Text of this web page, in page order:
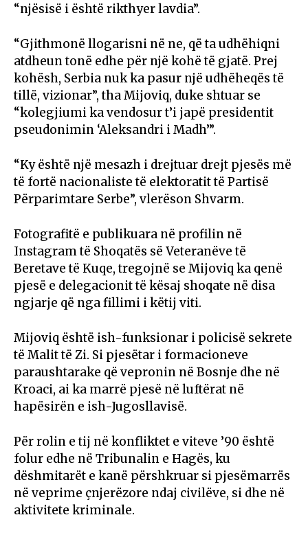
“njësisë i është rikthyer lavdia”.
“Gjithmonë llogarisni në ne, që ta udhëhiqni
atdheun tonë edhe për një kohë të gjatë. Prej
kohësh, Serbia nuk ka pasur një udhëheqës të
tillë, vizionar”, tha Mijoviq, duke shtuar se
“kolegjiumi ka vendosur t’i japë presidentit
pseudonimin ‘Aleksandri i Madh’”.
“Ky është një mesazh i drejtuar drejt pjesës më
të fortë nacionaliste të elektoratit të Partisë
Përparimtare Serbe”, vlerëson Shvarm.
Fotografitë e publikuara në profilin në
Instagram të Shoqatës së Veteranëve të
Beretave të Kuqe, tregojnë se Mijoviq ka qenë
pjesë e delegacionit të kësaj shoqate në disa
ngjarje që nga fillimi i këtij viti.
Mijoviq është ish-funksionar i policisë sekrete
të Malit të Zi. Si pjesëtar i formacioneve
paraushtarake që vepronin në Bosnje dhe në
Kroaci, ai ka marrë pjesë në luftërat në
hapësirën e ish-Jugosllavisë.
Për rolin e tij në konfliktet e viteve ’90 është
folur edhe në Tribunalin e Hagës, ku
dëshmitarët e kanë përshkruar si pjesëmarrës
në veprime çnjerëzore ndaj civilëve, si dhe në
aktivitete kriminale.